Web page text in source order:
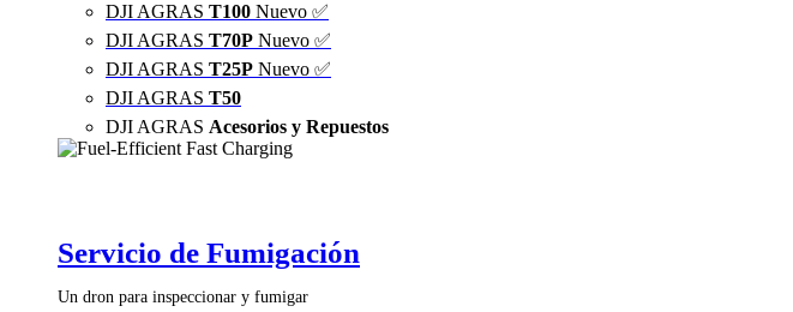
DJI AGRAS T100 Nuevo ✅
DJI AGRAS T70P Nuevo ✅
DJI AGRAS T25P Nuevo ✅
DJI AGRAS T50
DJI AGRAS Acesorios y Repuestos
Servicio de Fumigación
Un dron para inspeccionar y fumigar